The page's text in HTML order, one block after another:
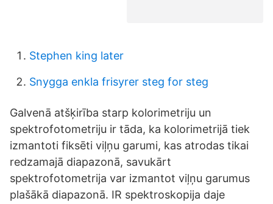
Stephen king later
Snygga enkla frisyrer steg for steg
Galvenā atšķirība starp kolorimetriju un
spektrofotometriju ir tāda, ka kolorimetrijā tiek
izmantoti fiksēti viļņu garumi, kas atrodas tikai
redzamajā diapazonā, savukārt
spektrofotometrija var izmantot viļņu garumus
plašākā diapazonā. IR spektroskopija daje